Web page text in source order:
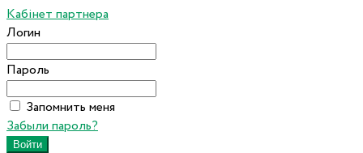
Кабінет партнера
Логин
Пароль
Запомнить меня
Забыли пароль?